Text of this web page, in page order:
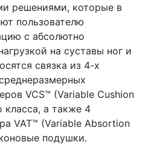
решениями, которые в
пользователю
с абсолютно
на суставы ног и
связка из 4-х
VCS™ (Variable Cushion
класса, а также 4
VAT™ (Variable Absortion
подушки.